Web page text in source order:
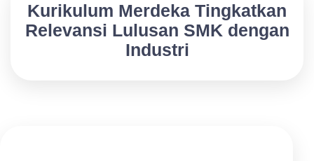
Kurikulum Merdeka Tingkatkan
Relevansi Lulusan SMK dengan
Industri